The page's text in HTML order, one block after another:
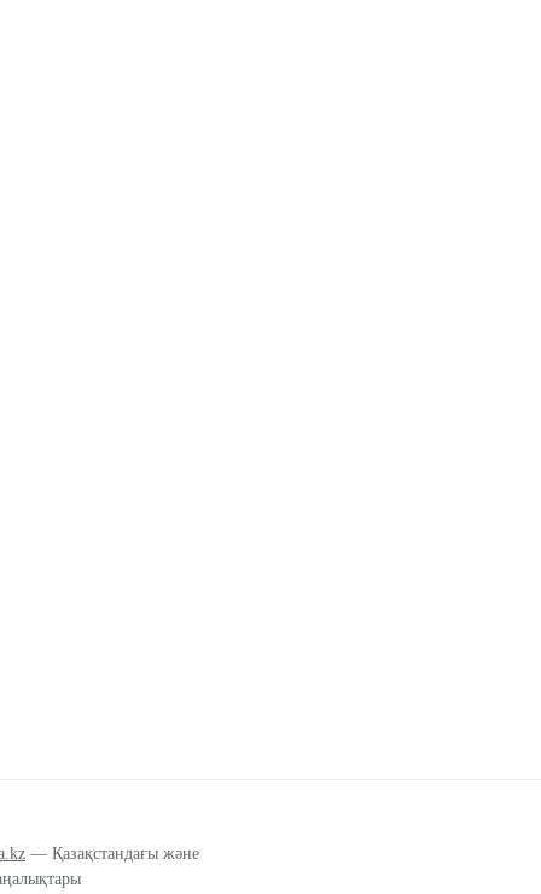
— Қазақстандағы және